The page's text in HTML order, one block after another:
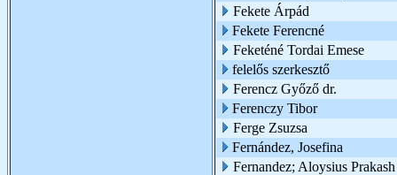
Fekete Árpád
Fekete Ferencné
Feketéné Tordai Emese
felelős szerkesztő
Ferencz Győző dr.
Ferenczy Tibor
Ferge Zsuzsa
Fernández, Josefina
Fernandez; Aloysius Prakash